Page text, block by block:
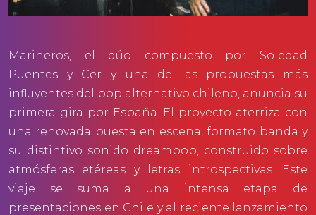
Marineros , el dúo compuesto por Soledad
Puentes y Cer y una de las propuestas más
influyentes del pop alternativo chileno, anuncia su
primera gira por España. El proyecto aterriza con
una renovada puesta en escena, formato banda y
su distintivo sonido dreampop, construido sobre
atmósferas etéreas y letras introspectivas. Este
viaje se suma a una intensa etapa de
presentaciones en Chile y al reciente lanzamiento